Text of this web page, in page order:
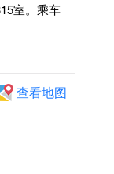
室。乘车
查看地图